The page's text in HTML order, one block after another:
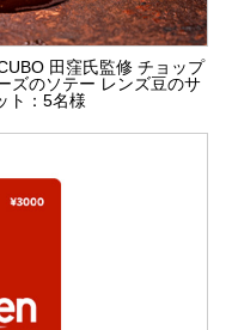
田窪氏監修 チョップ
ズのソテー レンズ豆のサ
ト：5名様